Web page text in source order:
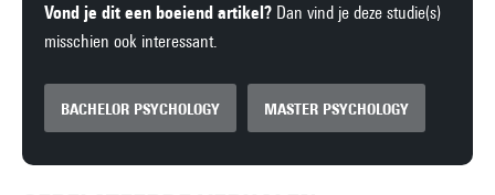
Vond je dit een boeiend artikel? Dan vind je deze studie(s)
misschien ook interessant.
BACHELOR PSYCHOLOGY MASTER PSYCHOLOGY